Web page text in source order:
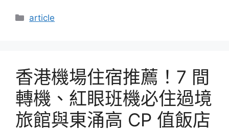
分
article
香港機場住宿推薦！7 間
轉機、紅眼班機必住過境
旅館與東涌高 CP 值飯店